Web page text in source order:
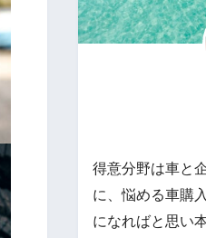
得意分野は車と
に、悩める車購
になればと思い